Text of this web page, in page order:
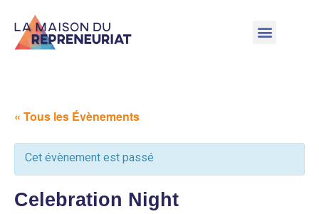
« Tous les Évènements
Cet évènement est passé
Celebration Night